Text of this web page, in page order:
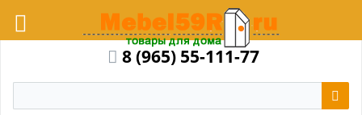
8 (965) 55-111-77